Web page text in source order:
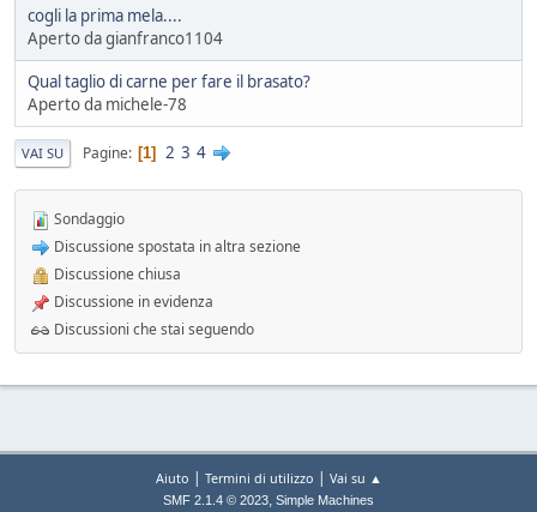
cogli la prima mela....
Aperto da gianfranco1104
Qual taglio di carne per fare il brasato?
Aperto da michele-78
VAI SU Pagine 1 2 3 4
Sondaggio
Discussione spostata in altra sezione
Discussione chiusa
Discussione in evidenza
Discussioni che stai seguendo
Aiuto | Termini di utilizzo | Vai su ▲
SMF 2.1.4 © 2023, Simple Machines